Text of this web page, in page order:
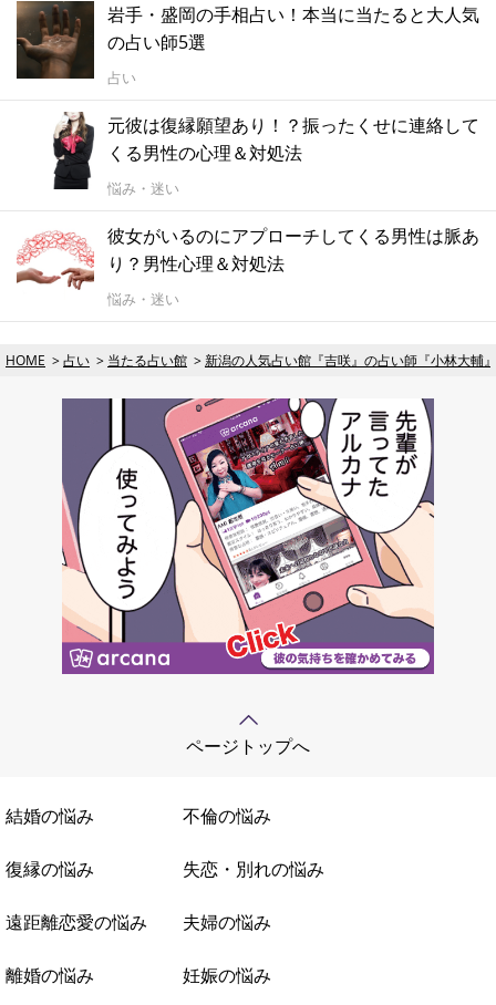
岩手・盛岡の手相占い！本当に当たると大人気
の占い師5選
占い
元彼は復縁願望あり！？振ったくせに連絡して
くる男性の心理＆対処法
悩み・迷い
彼女がいるのにアプローチしてくる男性は脈あ
り？男性心理＆対処法
悩み・迷い
HOME 占い 当たる占い館 新潟の人気占い館『吉咲』の占い師『小林大輔
ページトップへ
結婚の悩み 不倫の悩み
復縁の悩み 失恋・別れの悩み
遠距離恋愛の悩み 夫婦の悩み
離婚の悩み 妊娠の悩み